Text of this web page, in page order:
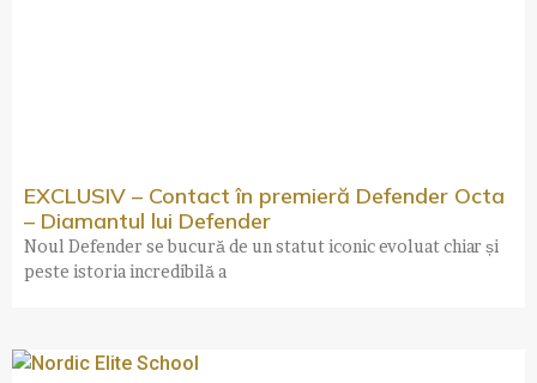
EXCLUSIV – Contact în premieră Defender Octa
– Diamantul lui Defender
Noul Defender se bucură de un statut iconic evoluat chiar și
peste istoria incredibilă a